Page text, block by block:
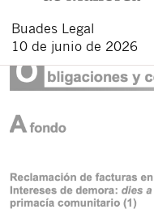
Buades Legal
10 de junio de 2026